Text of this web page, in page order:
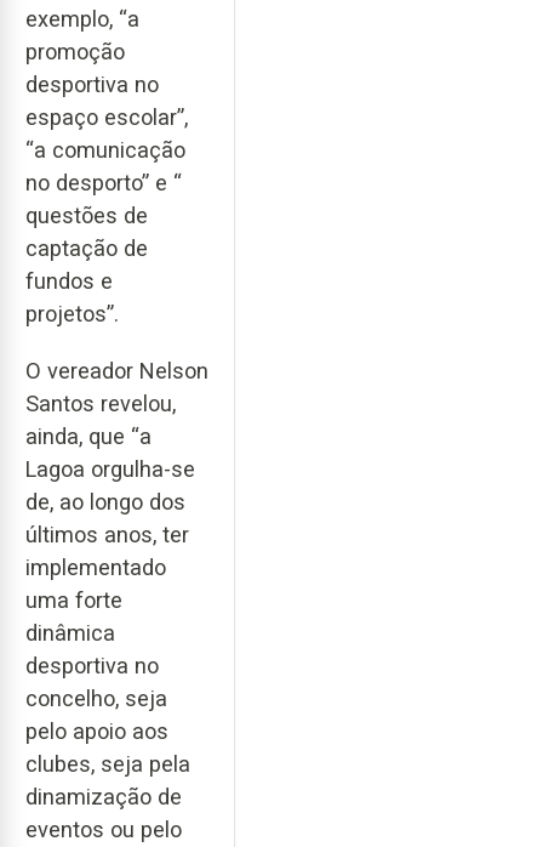
exemplo, “a
promoção
desportiva no
espaço escolar”,
“a comunicação
no desporto” e “
questões de
captação de
fundos e
projetos”.
O vereador Nelson
Santos revelou,
ainda, que “a
Lagoa orgulha-se
de, ao longo dos
últimos anos, ter
implementado
uma forte
dinâmica
desportiva no
concelho, seja
pelo apoio aos
clubes, seja pela
dinamização de
eventos ou pelo